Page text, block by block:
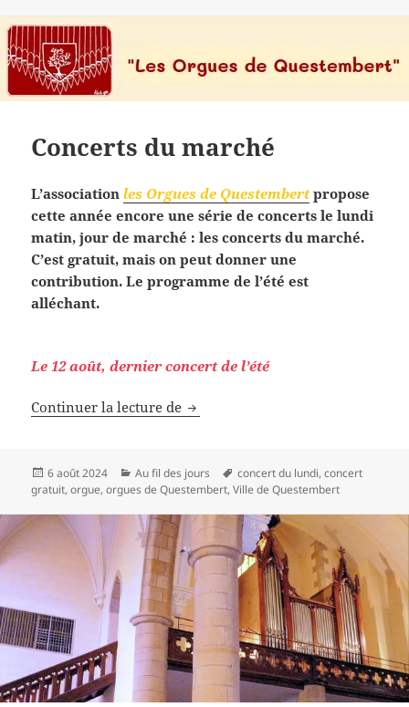
Concerts du marché
L’associationles Orgues de Questembertpropose
cette année encore une série de concerts le lundi
matin, jour de marché : les concerts du marché.
C’est gratuit, mais on peut donner une
contribution. Le programme de l’été est
alléchant.
Le 12 août, dernier concert de l’été
Continuer la lecture de Concerts du marché
Publié
le
6 août 2024 Catégories
Au fil des jours
Mots-
clés
concert du lundi,concert
gratuit,orgue,orgues de Questembert,Ville de Questembert